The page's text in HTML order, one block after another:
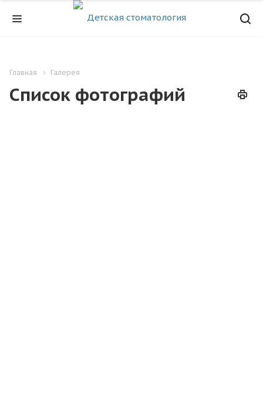
Главная Галерея
Список фотографий